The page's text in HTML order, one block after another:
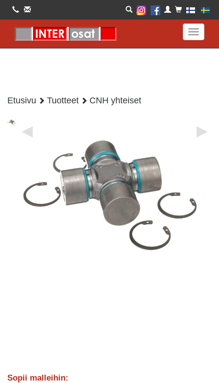
Toggle
Etusivu Tuotteet CNH yhteiset
◀ ▶
Sopii malleihin: